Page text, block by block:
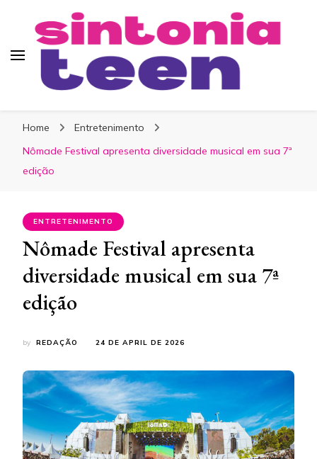
Home
Entretenimento
Nômade Festival apresenta diversidade musical em sua 7ª
edição
ENTRETENIMENTO
Nômade Festival apresenta
diversidade musical em sua 7ª
edição
by REDAÇÃO 24 DE APRIL DE 2026